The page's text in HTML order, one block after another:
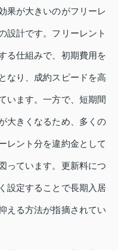
果が大きいのがフリーレ
設計です。フリーレント
る仕組みで、初期費用を
なり、成約スピードを高
います。一方で、短期間
大きくなるため、多くの
レント分を違約金として
っています。更新料につ
設定することで長期入居
える方法が指摘されてい